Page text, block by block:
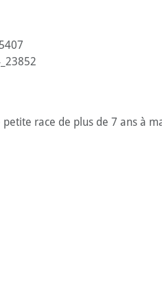
race de plus de 7 ans à